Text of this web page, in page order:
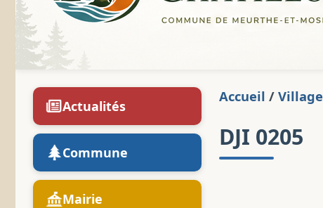
Actualités
Commune
Mairie
Accueil / Village
DJI 0205